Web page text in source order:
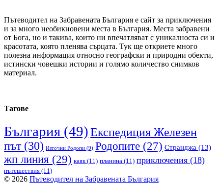
Пътеводител на Забравената България е сайт за приключения
и за много необикновени места в България. Места забравени
от Бога, но и такива, които ни впечатляват с уникалноста си и
красотата, която пленява сърцата. Тук ще откриете много
полезна информация относно географски и природни обекти,
истински човешки истории и голямо количество снимков
материал.
Тагове
България (49)Експедиция Железен
път(30) Източни Родопи (9) Родопите (27) Странджа (13)
жп линия (29) каяк(11) планина (11) приключения (18)
пътешествия (11)
© 2026 Пътеводител на Забравената България